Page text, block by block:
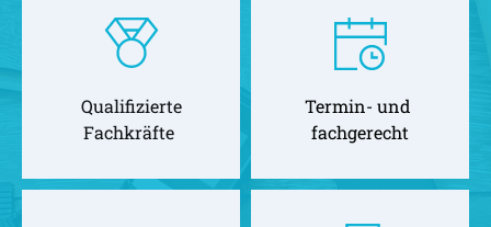
Qualifizierte
Fachkräfte
Termin- und
fachgerecht